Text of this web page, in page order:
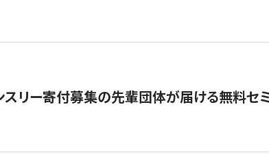
スリー寄付募集の先輩団体が届ける無料セ